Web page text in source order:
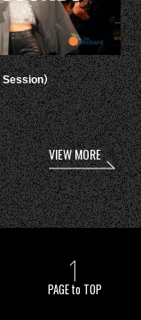
）
VIEW MORE
PAGE to TOP